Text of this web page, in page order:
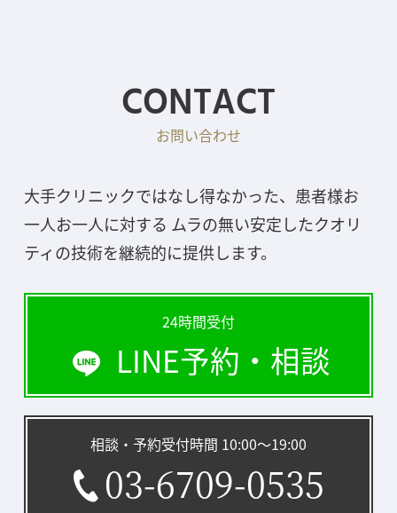
CONTACT
お問い合わせ
大手クリニックではなし得なかった、患者様お
一人お一人に対する ムラの無い安定したクオリ
ティの技術を継続的に提供します。
相談・予約受付時間 10:00〜19:00
03-6709-0535
24時間受付
LINE予約・相談